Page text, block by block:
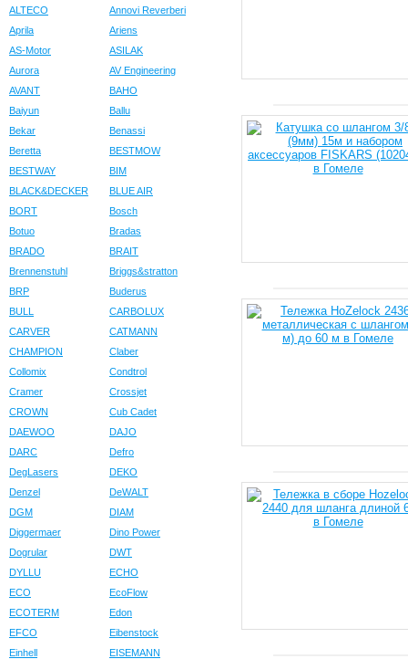
ALTECO
Annovi Reverberi
Aprila
Ariens
AS-Motor
ASILAK
Aurora
AV Engineering
AVANT
BAHO
Baiyun
Ballu
Bekar
Benassi
Beretta
BESTMOW
BESTWAY
BIM
BLACK&DECKER
BLUE AIR
BORT
Bosch
Botuo
Bradas
BRADO
BRAIT
Brennenstuhl
Briggs&stratton
BRP
Buderus
BULL
CARBOLUX
CARVER
CATMANN
CHAMPION
Claber
Collomix
Condtrol
Cramer
Crossjet
CROWN
Cub Cadet
DAEWOO
DAJO
DARC
Defro
DegLasers
DEKO
Denzel
DeWALT
DGM
DIAM
Diggermaer
Dino Power
Dogrular
DWT
DYLLU
ECHO
ECO
EcoFlow
ECOTERM
Edon
EFCO
Eibenstock
Einhell
EISEMANN